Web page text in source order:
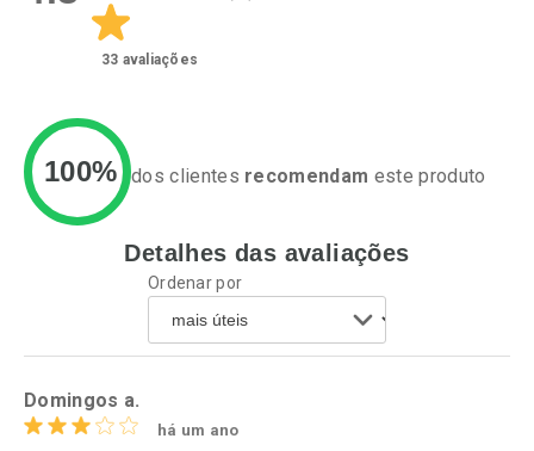
Ativar Desconto
Comprar sem Desconto
Por R$ 43,54/cada
Comprar sem Desconto
Ativar Desconto
Comprar sem Desconto
Por R$ 52,99/cada
33 avaliações
100% dos clientes recomendam este produto
Detalhes das avaliações
Ordenar por
Domingos a.
há um ano